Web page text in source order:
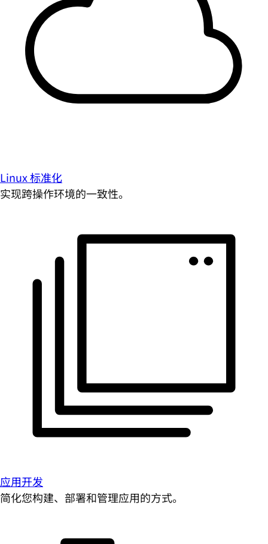
Linux 标准化
实现跨操作环境的一致性。
应用开发
简化您构建、部署和管理应用的方式。